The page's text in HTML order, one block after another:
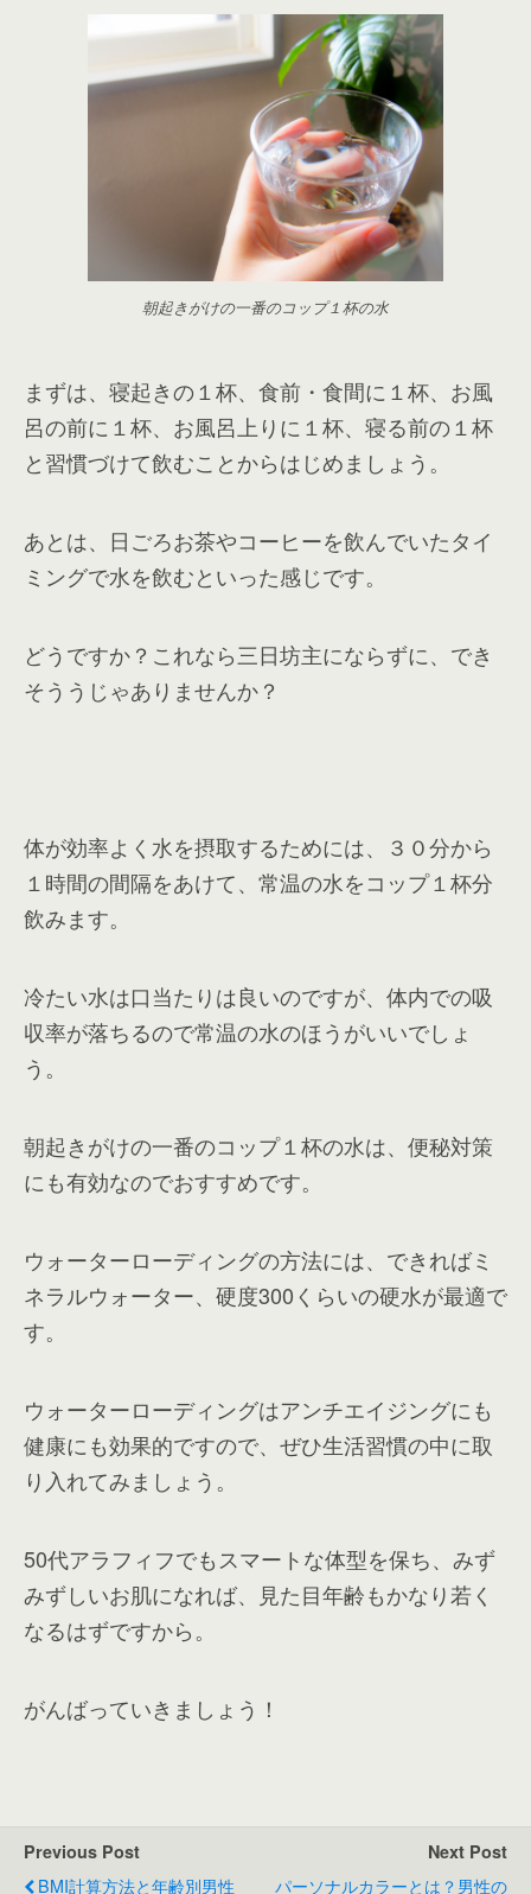
朝起きがけの一番のコップ１杯の水
まずは、寝起きの１杯、食前・食間に１杯、お風
呂の前に１杯、お風呂上りに１杯、寝る前の１杯
と習慣づけて飲むことからはじめましょう。
あとは、日ごろお茶やコーヒーを飲んでいたタイ
ミングで水を飲むといった感じです。
どうですか？これなら三日坊主にならずに、でき
そううじゃありませんか？
体が効率よく水を摂取するためには、３０分から
１時間の間隔をあけて、常温の水をコップ１杯分
飲みます。
冷たい水は口当たりは良いのですが、体内での吸
収率が落ちるので常温の水のほうがいいでしょ
う。
朝起きがけの一番のコップ１杯の水は、便秘対策
にも有効なのでおすすめです。
ウォーターローディングの方法には、できればミ
ネラルウォーター、硬度300くらいの硬水が最適で
す。
ウォーターローディングはアンチエイジングにも
健康にも効果的ですので、ぜひ生活習慣の中に取
り入れてみましょう。
50代アラフィフでもスマートな体型を保ち、みず
みずしいお肌になれば、見た目年齢もかなり若く
なるはずですから。
がんばっていきましょう！
Previous Post
BMI計算方法と年齢別男性
Next Post
パーソナルカラーとは？男性の